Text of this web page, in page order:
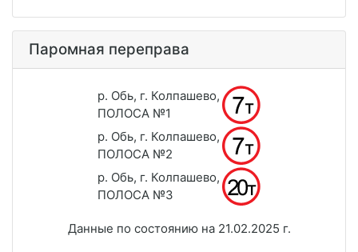
Паромная переправа
р. Обь, г. Колпашево,
ПОЛОСА №1
р. Обь, г. Колпашево,
ПОЛОСА №2
р. Обь, г. Колпашево,
ПОЛОСА №3
Данные по состоянию на 21.02.2025 г.